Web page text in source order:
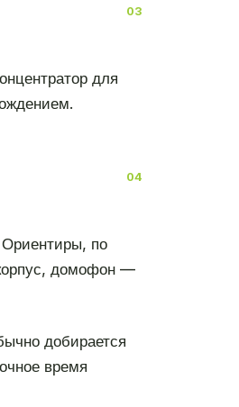
для
по
домофон —
добирается
время